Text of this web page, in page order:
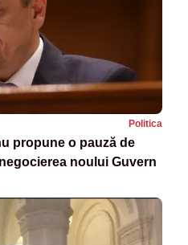
Politica
propune o pauză de
noului Guvern